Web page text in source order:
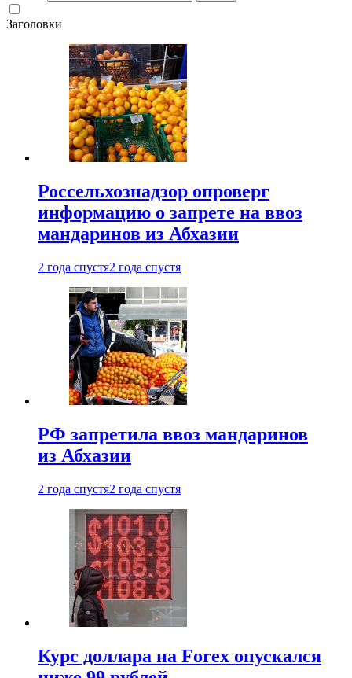
Заголовки
Россельхознадзор опроверг
информацию о запрете на ввоз
мандаринов из Абхазии
2 года спустя2 года спустя
РФ запретила ввоз мандаринов
из Абхазии
2 года спустя2 года спустя
Курс доллара на Forex опускался